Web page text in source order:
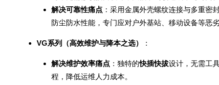
解决可靠性痛点 ：采用金属外壳螺纹连接与多重密
防尘防水性能，专门应对户外基站、移动设备等恶
VG系列（高效维护与降本之选） ：
解决维护效率痛点 ：独特的快插快拔设计，无需工
程，降低运维人力成本。